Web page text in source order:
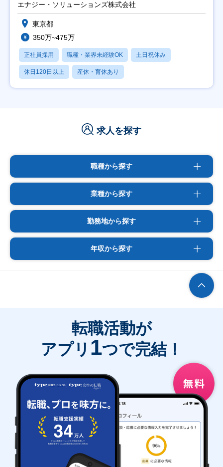
エナジー・ソリューションズ株式会社
東京都
350万~475万
正社員採用 職種・業界未経験OK 土日祝休み
休日120日以上 産休・育休あり
求人を探す
職種から探す
業種から探す
勤務地から探す
年収から探す
転職活動が
アプリ 1つで完結！